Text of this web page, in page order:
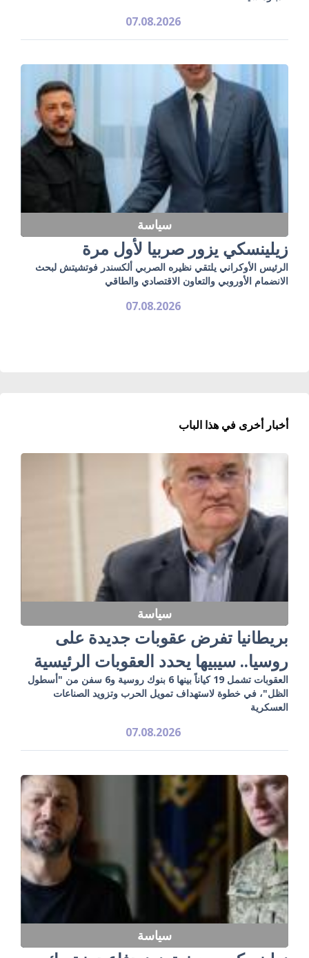
07.08.2026
سياسة
زيلينسكي يزور صربيا لأول مرة
الرئيس الأوكراني يلتقي نظيره الصربي ألكسندر فوتشيتش لبحث
الانضمام الأوروبي والتعاون الاقتصادي والطاقي
07.08.2026
أخبار أخرى في هذا الباب
سياسة
بريطانيا تفرض عقوبات جديدة على
روسيا.. سيبيها يحدد العقوبات الرئيسية
العقوبات تشمل 19 كياناً بينها 6 بنوك روسية و6 سفن من "أسطول
الظل"، في خطوة لاستهداف تمويل الحرب وتزويد الصناعات
العسكرية
07.08.2026
سياسة